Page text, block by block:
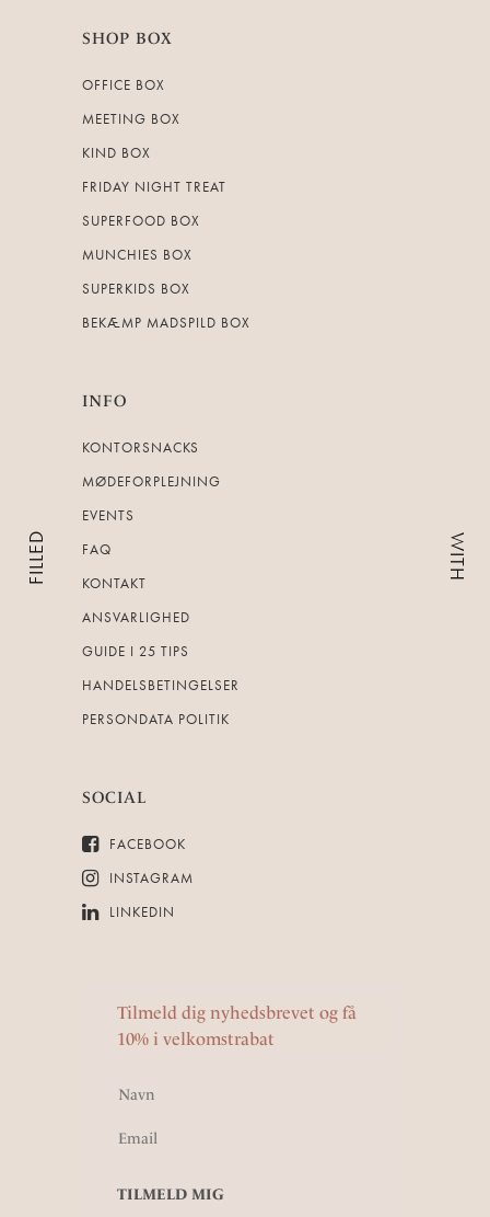
FILLED WITH
SHOP BOX
OFFICE BOX
MEETING BOX
KIND BOX
FRIDAY NIGHT TREAT
SUPERFOOD BOX
MUNCHIES BOX
SUPERKIDS BOX
BEKÆMP MADSPILD BOX
INFO
KONTORSNACKS
MØDEFORPLEJNING
EVENTS
FAQ
KONTAKT
ANSVARLIGHED
GUIDE I 25 TIPS
HANDELSBETINGELSER
PERSONDATA POLITIK
SOCIAL
FACEBOOK
INSTAGRAM
LINKEDIN
Tilmeld dig nyhedsbrevet og få
10% i velkomstrabat
TILMELD MIG